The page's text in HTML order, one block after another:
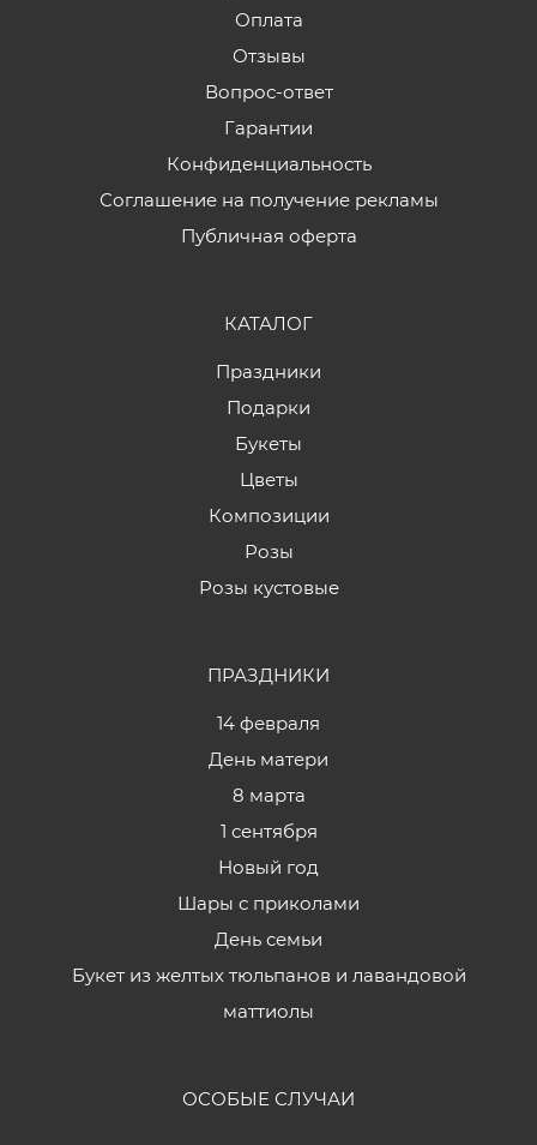
Оплата
Отзывы
Вопрос-ответ
Гарантии
Конфиденциальность
Соглашение на получение рекламы
Публичная оферта
КАТАЛОГ
Праздники
Подарки
Букеты
Цветы
Композиции
Розы
Розы кустовые
ПРАЗДНИКИ
14 февраля
День матери
8 марта
1 сентября
Новый год
Шары с приколами
День семьи
Букет из желтых тюльпанов и лавандовой
маттиолы
ОСОБЫЕ СЛУЧАИ